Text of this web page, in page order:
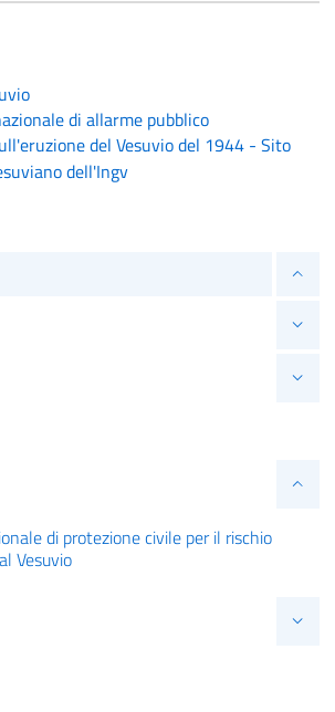
di allarme pubblico
del Vesuvio del 1944 - Sito
dell'Ingv
di protezione civile per il rischio
Vesuvio